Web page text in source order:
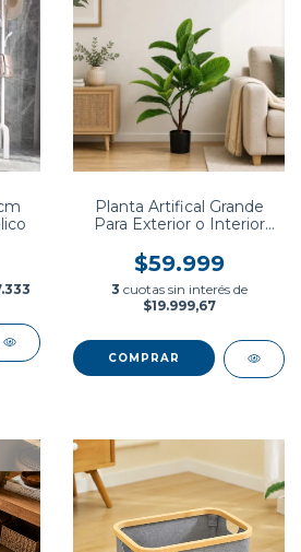
Planta Artifical Grande
Para Exterior o Interior
$59.999
3 cuotas sin interés de
$19.999,67
COMPRAR